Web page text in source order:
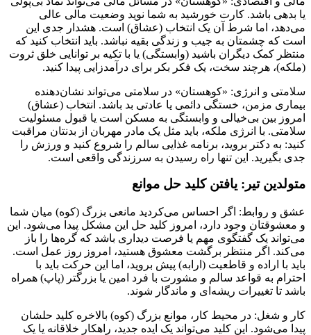
یا بدهی باشد. کارت خورشید به شما نوید وضعیت مالی عالی
می‌دهد، اما شرط آن یک انتخاب (عشاق) است. هشدار جدی این
است که چشمتان به جیب و زندگی بقیه نباشد. باید انتخاب کنید که
منتظر کمک دیگران باشید (وابستگی) یا با تکیه بر توانایی خلق ثروت
(ملکه)، هرچند سخت، یک فکر بکر برای درآمدزایی پیدا کنید.
سلامتی و انرژی: «کوهستان» در سلامتی می‌تواند نشان‌دهنده
بیماری مزمن، خستگی دائمی یا عادتی بد باشد. انتخاب (عشاق)
امروز بین بی‌خیالی و وابستگی به مسکن است یا قبول مسئولیت
سلامتی. با انرژی ملکه، باید مثل یک مادر مهربان از بدنتان مراقبت
کنید: به دکتر بروید، برنامه غذایی سالم را شروع کنید و ورزش را
جدی بگیرید. این تنها راه رسیدن به سرزندگی واقعی است.
متولدین تیر: یافتن کلید حل موانع
عشق و روابط: اگر احساس می‌کردید مانعی بزرگ (کوه) میان شما
و معشوقتان وجود دارد، امروز کلید حل این مشکل پیدا می‌شود. این
می‌تواند یک گفتگوی مهم یا فرصت دیداری باشد که گره‌ها را باز
می‌کند. اگر منتظر برگشت معشوق هستید، امروز روز عمل است.
باید با اراده و قاطعیت (ارابه) پیش بروید، اما این حرکت باید با
احترام به قواعد سالم و مشورت با فرد امین یا بزرگتر (پاپ) همراه
باشد تا تغییرات ریشه‌ای و ماندگار شوند.
کار و شغل: در محیط کار، موانع بزرگ (کوه) بالاخره کلید حلشان
پیدا می‌شود. این کلید می‌تواند یک ایده جدید، راهکار خلاقانه یا یک